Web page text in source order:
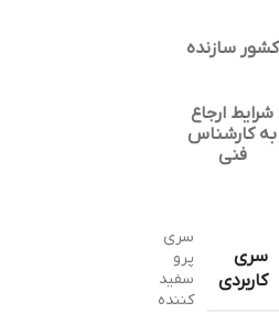
کشور سازنده
شرایط ارجاع
به کارشناس
فنی
سری
کاربردی
سری
پرو
سفید
کننده